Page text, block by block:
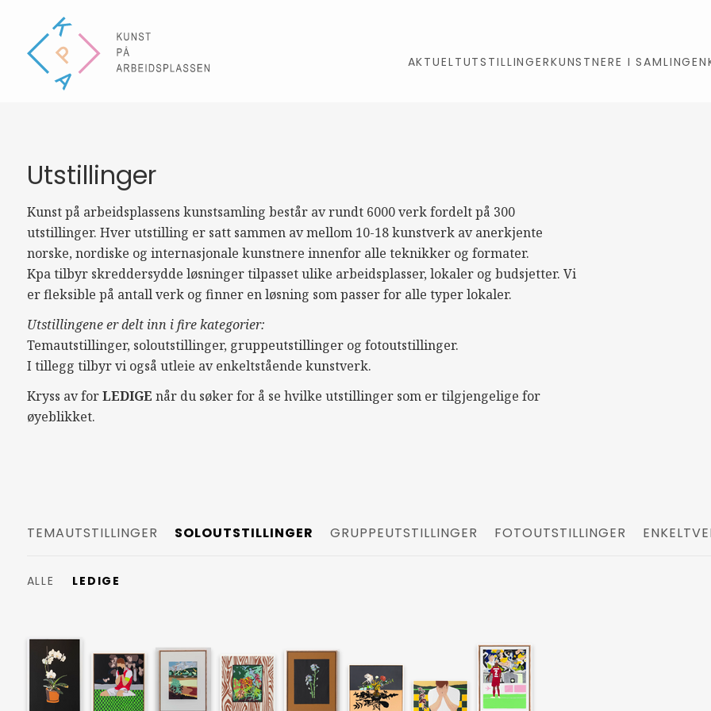
AKTUELTUTSTILLINGERKUNSTNERE I SAMLINGEN
Utstillinger
Kunst på arbeidsplassens kunstsamling består av rundt 6000 verk fordelt på 300
utstillinger. Hver utstilling er satt sammen av mellom 10-18 kunstverk av anerkjente
norske, nordiske og internasjonale kunstnere innenfor alle teknikker og formater.
Kpa tilbyr skreddersydde løsninger tilpasset ulike arbeidsplasser, lokaler og budsjetter. Vi
er fleksible på antall verk og finner en løsning som passer for alle typer lokaler.
Utstillingene er delt inn i fire kategorier:
Temautstillinger, soloutstillinger, gruppeutstillinger og fotoutstillinger.
I tillegg tilbyr vi også utleie av enkeltstående kunstverk.
Kryss av forLEDIGE når du søker for å se hvilke utstillinger som er tilgjengelige for
øyeblikket.
TEMAUTSTILLINGER SOLOUTSTILLINGER GRUPPEUTSTILLINGER FOTOUTSTILLINGER
ALLE LEDIGE